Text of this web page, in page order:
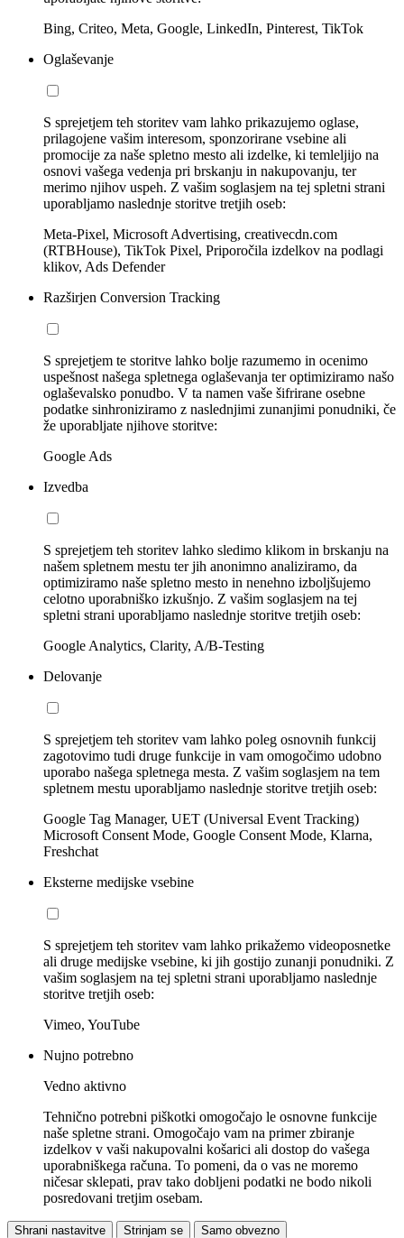
Bing, Criteo, Meta, Google, LinkedIn, Pinterest, TikTok
Oglaševanje
S sprejetjem teh storitev vam lahko prikazujemo oglase,
prilagojene vašim interesom, sponzorirane vsebine ali
promocije za naše spletno mesto ali izdelke, ki temleljijo na
osnovi vašega vedenja pri brskanju in nakupovanju, ter
merimo njihov uspeh. Z vašim soglasjem na tej spletni strani
uporabljamo naslednje storitve tretjih oseb:
Meta-Pixel, Microsoft Advertising, creativecdn.com
(RTBHouse), TikTok Pixel, Priporočila izdelkov na podlagi
klikov, Ads Defender
Razširjen Conversion Tracking
S sprejetjem te storitve lahko bolje razumemo in ocenimo
uspešnost našega spletnega oglaševanja ter optimiziramo našo
oglaševalsko ponudbo. V ta namen vaše šifrirane osebne
podatke sinhroniziramo z naslednjimi zunanjimi ponudniki, če
že uporabljate njihove storitve:
Google Ads
Izvedba
S sprejetjem teh storitev lahko sledimo klikom in brskanju na
našem spletnem mestu ter jih anonimno analiziramo, da
optimiziramo naše spletno mesto in nenehno izboljšujemo
celotno uporabniško izkušnjo. Z vašim soglasjem na tej
spletni strani uporabljamo naslednje storitve tretjih oseb:
Google Analytics, Clarity, A/B-Testing
Delovanje
S sprejetjem teh storitev vam lahko poleg osnovnih funkcij
zagotovimo tudi druge funkcije in vam omogočimo udobno
uporabo našega spletnega mesta. Z vašim soglasjem na tem
spletnem mestu uporabljamo naslednje storitve tretjih oseb:
Google Tag Manager, UET (Universal Event Tracking)
Microsoft Consent Mode, Google Consent Mode, Klarna,
Freshchat
Eksterne medijske vsebine
S sprejetjem teh storitev vam lahko prikažemo videoposnetke
ali druge medijske vsebine, ki jih gostijo zunanji ponudniki. Z
vašim soglasjem na tej spletni strani uporabljamo naslednje
storitve tretjih oseb:
Vimeo, YouTube
Nujno potrebno
Vedno aktivno
Tehnično potrebni piškotki omogočajo le osnovne funkcije
naše spletne strani. Omogočajo vam na primer zbiranje
izdelkov v vaši nakupovalni košarici ali dostop do vašega
uporabniškega računa. To pomeni, da o vas ne moremo
ničesar sklepati, prav tako dobljeni podatki ne bodo nikoli
posredovani tretjim osebam.
Shrani nastavitve Strinjam se Samo obvezno